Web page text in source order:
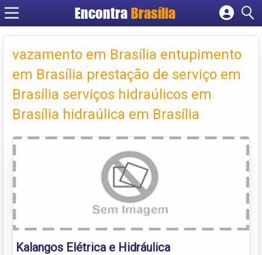
EncontraBrasília
Cadastrar empresa
Criar conta
vazamento em Brasília entupimento
em Brasília prestação de serviço em
Brasília serviços hidraúlicos em
Brasília hidraúlica em Brasília
Kalangos Elétrica e Hidráulica